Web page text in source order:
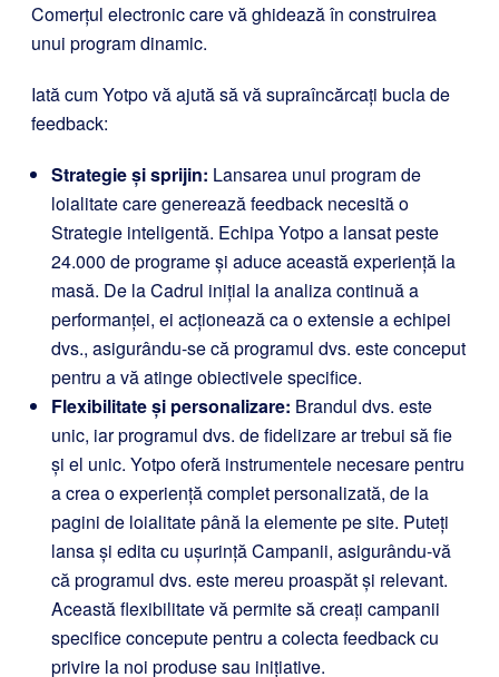
Comerțul electronic care vă ghidează în construirea
unui program dinamic.
Iată cum Yotpo vă ajută să vă supraîncărcați bucla de
feedback:
Strategie și sprijin: Lansarea unui program de
loialitate care generează feedback necesită o
Strategie inteligentă. Echipa Yotpo a lansat peste
24.000 de programe și aduce această experiență la
masă. De la Cadrul inițial la analiza continuă a
performanței, ei acționează ca o extensie a echipei
dvs., asigurându-se că programul dvs. este conceput
pentru a vă atinge obiectivele specifice.
Flexibilitate și personalizare: Brandul dvs. este
unic, iar programul dvs. de fidelizare ar trebui să fie
și el unic. Yotpo oferă instrumentele necesare pentru
a crea o experiență complet personalizată, de la
pagini de loialitate până la elemente pe site. Puteți
lansa și edita cu ușurință Campanii, asigurându-vă
că programul dvs. este mereu proaspăt și relevant.
Această flexibilitate vă permite să creați campanii
specifice concepute pentru a colecta feedback cu
privire la noi produse sau inițiative.